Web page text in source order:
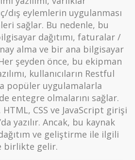
dış eylemlerin uygulanması
sağlar. Bu nedenle, bu
dağıtımı, faturalar /
alma ve bir ana bilgisayar
şeyden önce, bu ekipman
kullanıcıların Restful
popüler uygulamalarla
entegre olmalarını sağlar.
CSS ve JavaScript girişi
yazılır. Ancak, bu kaynak
ve geliştirme ile ilgili
birlikte gelir.